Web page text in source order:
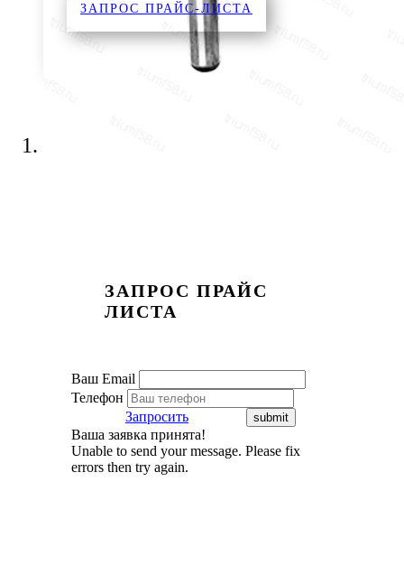
ЗАПРОС ПРАЙС-ЛИСТА
ЗАПРОС ПРАЙС
ЛИСТА
Ваш Email
Телефон
Запросить
Ваша заявка принята!
Unable to send your message. Please fix
errors then try again.